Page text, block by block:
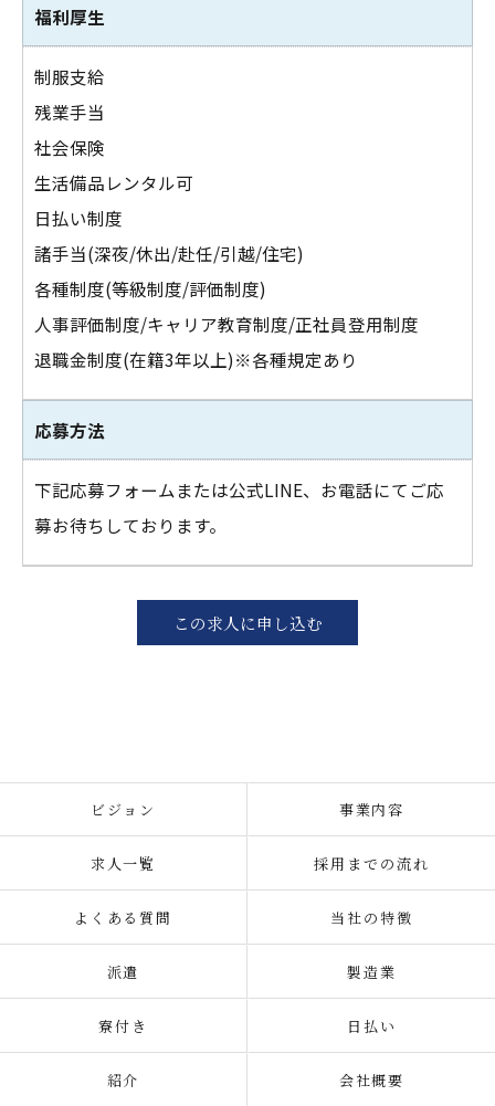
福利厚生
制服支給
残業手当
社会保険
生活備品レンタル可
日払い制度
諸手当(深夜/休出/赴任/引越/住宅)
各種制度(等級制度/評価制度)
人事評価制度/キャリア教育制度/正社員登用制度
退職金制度(在籍3年以上)※各種規定あり
応募方法
下記応募フォームまたは公式LINE、お電話にてご応
募お待ちしております。
この求人に申し込む
ビジョン 事業内容
求人一覧 採用までの流れ
よくある質問 当社の特徴
派遣 製造業
寮付き 日払い
紹介 会社概要